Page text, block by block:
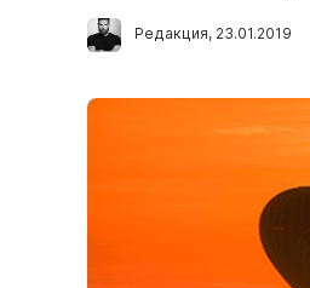
Редакция, 23.01.2019